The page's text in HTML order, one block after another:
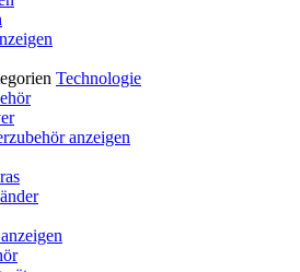
Technologie
anzeigen